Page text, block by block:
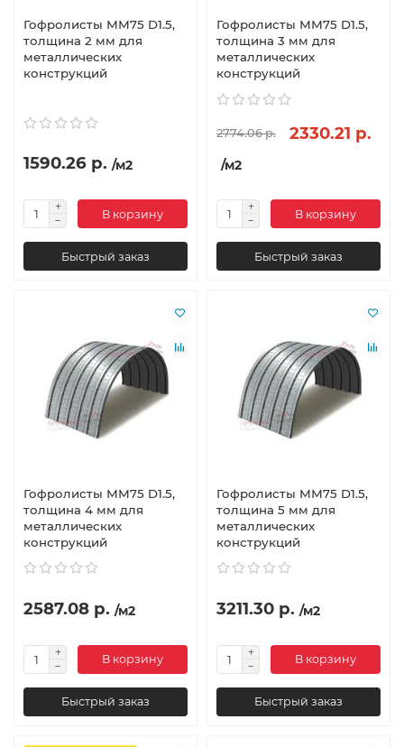
Гофролисты ММ75 D1.5,
толщина 2 мм для
металлических
конструкций
1590.26 р. /м2
В корзину
Быстрый заказ
Гофролисты ММ75 D1.5,
толщина 3 мм для
металлических
конструкций
2774.06 р. 2330.21 р.
/м2
В корзину
Быстрый заказ
Гофролисты ММ75 D1.5,
толщина 4 мм для
металлических
конструкций
2587.08 р. /м2
В корзину
Быстрый заказ
Гофролисты ММ75 D1.5,
толщина 5 мм для
металлических
конструкций
3211.30 р. /м2
В корзину
Быстрый заказ